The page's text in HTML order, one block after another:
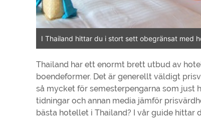
I Thailand hittar du i stort sett obegränsat med
Thailand har ett enormt brett utbud av
boendeformer. Det är generellt väldigt
så mycket för semesterpengarna som just
tidningar och annan media jämför
bästa hotellet i Thailand? I vår guide